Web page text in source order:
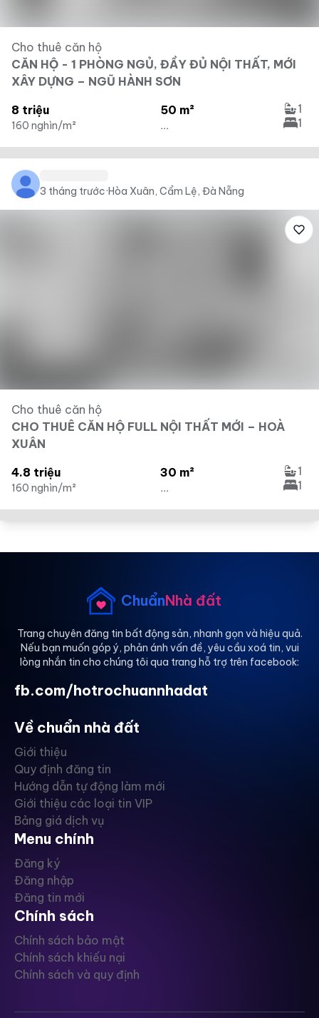
Cho thuê căn hộ
CĂN HỘ - 1 PHÒNG NGỦ, ĐẦY ĐỦ NỘI THẤT, MỚI
XÂY DỰNG – NGŨ HÀNH SƠN
8 triệu
160 nghìn/m²
50 m²
...
1
1
3 tháng trước·Hòa Xuân, Cẩm Lệ, Đà Nẵng
Cho thuê căn hộ
CHO THUÊ CĂN HỘ FULL NỘI THẤT MỚI – HOÀ
XUÂN
4.8 triệu
160 nghìn/m²
30 m²
...
1
1
ChuẩnNhà đất
Trang chuyên đăng tin bất động sản, nhanh gọn và hiệu quả.
Nếu bạn muốn góp ý, phản ánh vấn đề, yêu cầu xoá tin, vui
lòng nhắn tin cho chúng tôi qua trang hỗ trợ trên facebook:
fb.com/hotrochuannhadat
Về chuẩn nhà đất
Giới thiệu
Quy định đăng tin
Hướng dẫn tự động làm mới
Giới thiệu các loại tin VIP
Bảng giá dịch vụ
Menu chính
Đăng ký
Đăng nhập
Đăng tin mới
Chính sách
Chính sách bảo mật
Chính sách khiếu nại
Chính sách và quy định